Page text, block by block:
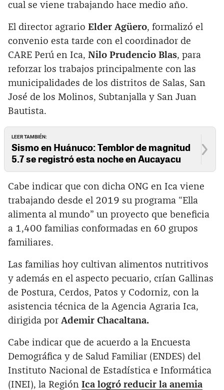
cual se viene trabajando hace medio año.
El director agrario Elder Agüero, formalizó el
convenio esta tarde con el coordinador de
CARE Perú en Ica, Nilo Prudencio Blas, para
reforzar los trabajos principalmente con las
municipalidades de los distritos de Salas, San
José de los Molinos, Subtanjalla y San Juan
Bautista.
LEER TAMBIÉN:
Sismo en Huánuco: Temblor de magnitud
5.7 se registró esta noche en Aucayacu
Cabe indicar que con dicha ONG en Ica viene
trabajando desde el 2019 su programa “Ella
alimenta al mundo” un proyecto que beneficia
a 1,400 familias conformadas en 60 grupos
familiares.
Las familias hoy cultivan alimentos nutritivos
y además en el aspecto pecuario, crían Gallinas
de Postura, Cerdos, Patos y Codorniz, con la
asistencia técnica de la Agencia Agraria Ica,
dirigida por Ademir Chacaltana.
Cabe indicar que de acuerdo a la Encuesta
Demográfica y de Salud Familiar (ENDES) del
Instituto Nacional de Estadística e Informática
(INEI), la Región Ica logró reducir la anemia